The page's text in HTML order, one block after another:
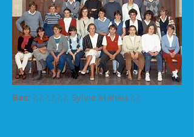
Bas: ?,?,?,?,?,?, Sylvie Maheu,?,?.